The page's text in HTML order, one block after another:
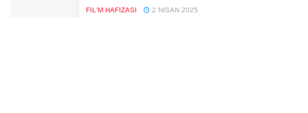
FIL'M HAFIZASI 2 NISAN 2025